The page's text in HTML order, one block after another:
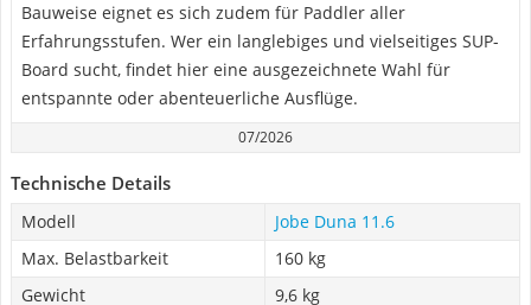
Bauweise eignet es sich zudem für Paddler aller
Erfahrungsstufen. Wer ein langlebiges und vielseitiges SUP-
Board sucht, findet hier eine ausgezeichnete Wahl für
entspannte oder abenteuerliche Ausflüge.
07/2026
Technische Details
Modell
Jobe Duna 11.6
Max. Belastbarkeit
160 kg
Gewicht
9,6 kg